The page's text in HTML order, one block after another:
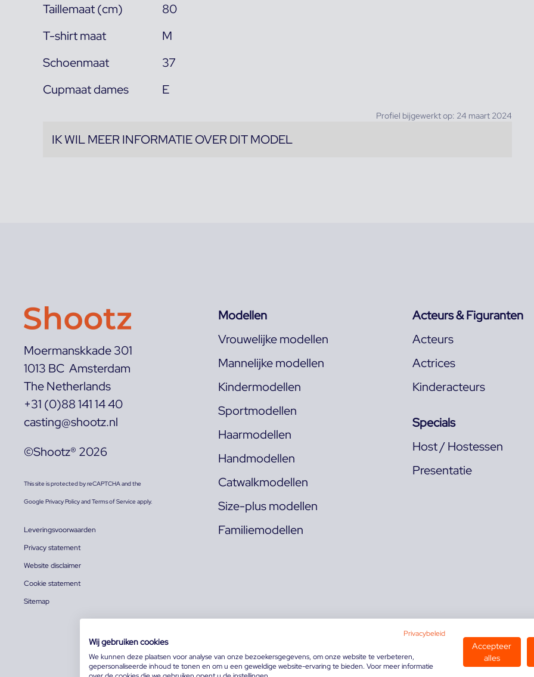
Taillemaat (cm)
80
T-shirt maat
M
Schoenmaat
37
Cupmaat dames
E
Profiel bijgewerkt op: 24 maart 2024
IK WIL MEER INFORMATIE OVER DIT MODEL
Moermanskkade 301
1013 BC Amsterdam
The Netherlands
+31 (0)88 141 14 40
casting@shootz.nl
©Shootz® 2026
This site is protected by reCAPTCHA and the
GooglePrivacy PolicyandTerms of Serviceapply.
Leveringsvoorwaarden
Privacy statement
Website disclaimer
Cookie statement
Sitemap
Modellen
Vrouwelijke modellen
Mannelijke modellen
Kindermodellen
Sportmodellen
Haarmodellen
Handmodellen
Catwalkmodellen
Size-plus modellen
Familiemodellen
Acteurs & Figuranten
Acteurs
Actrices
Kinderacteurs
Specials
Host / Hostessen
Presentatie
Privacybeleid
Wij gebruiken cookies
We kunnen deze plaatsen voor analyse van onze bezoekersgegevens, om onze website te verbeteren,
gepersonaliseerde inhoud te tonen en om u een geweldige website-ervaring te bieden. Voor meer informatie
Accepteer
alles